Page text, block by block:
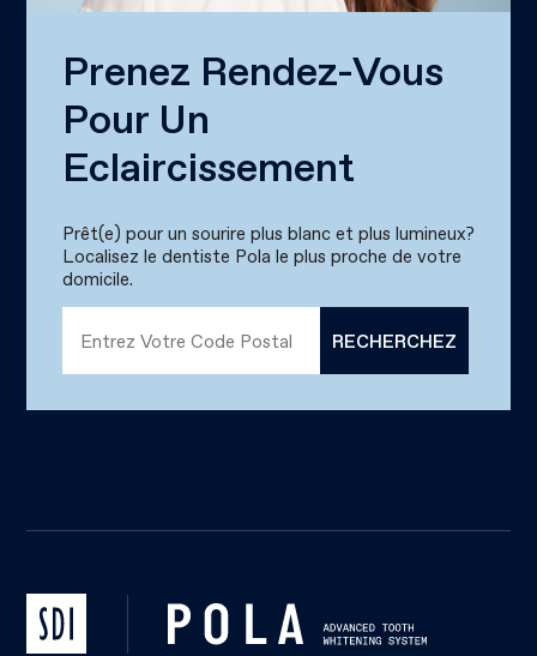
Prenez Rendez-Vous
Pour Un
Eclaircissement
Prêt(e) pour un sourire plus blanc et plus lumineux?
Localisez le dentiste Pola le plus proche de votre
domicile.